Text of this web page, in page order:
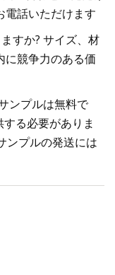
電話いただけます
すか? サイズ、材
に競争力のある価
ンプルは無料で
る必要がありま
ンプルの発送には